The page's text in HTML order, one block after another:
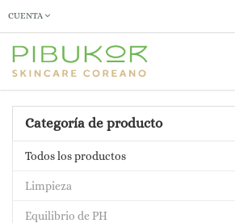
CUENTA
Categoría de producto
Todos los productos
Limpieza
Equilibrio de PH